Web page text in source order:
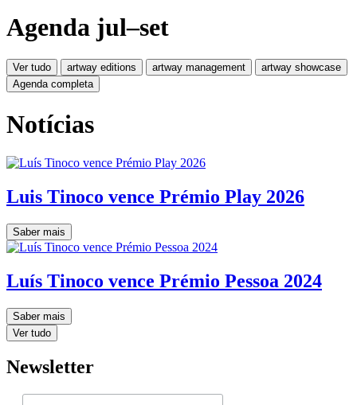
Agenda jul–set
Ver tudo artway editions artway management
artway showcase
Agenda completa
Notícias
Luis Tinoco vence Prémio Play 2026
Saber mais
Luís Tinoco vence Prémio Pessoa 2024
Saber mais
Ver tudo
Newsletter